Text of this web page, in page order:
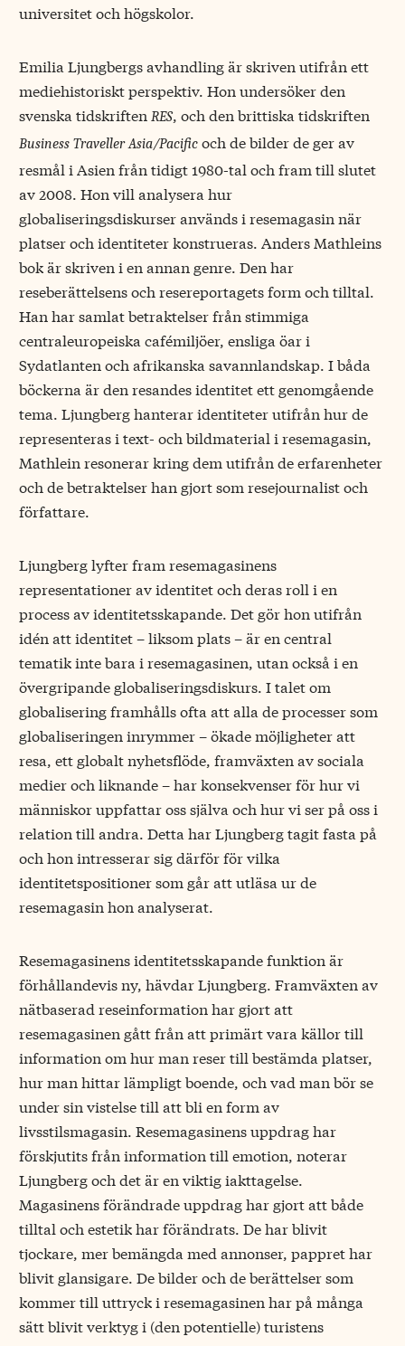
universitet och högskolor.
Emilia Ljungbergs avhandling är skriven utifrån ett
mediehistoriskt perspektiv. Hon undersöker den
svenska tidskriften RES, och den brittiska tidskriften
Business Traveller Asia/Pacific och de bilder de ger av
resmål i Asien från tidigt 1980-tal och fram till slutet
av 2008. Hon vill analysera hur
globaliseringsdiskurser används i resemagasin när
platser och identiteter konstrueras. Anders Mathleins
bok är skriven i en annan genre. Den har
reseberättelsens och resereportagets form och tilltal.
Han har samlat betraktelser från stimmiga
centraleuropeiska cafémiljöer, ensliga öar i
Sydatlanten och afrikanska savannlandskap. I båda
böckerna är den resandes identitet ett genomgående
tema. Ljungberg hanterar identiteter utifrån hur de
representeras i text- och bildmaterial i resemagasin,
Mathlein resonerar kring dem utifrån de erfarenheter
och de betraktelser han gjort som resejournalist och
författare.
Ljungberg lyfter fram resemagasinens
representationer av identitet och deras roll i en
process av identitetsskapande. Det gör hon utifrån
idén att identitet – liksom plats – är en central
tematik inte bara i resemagasinen, utan också i en
övergripande globaliseringsdiskurs. I talet om
globalisering framhålls ofta att alla de processer som
globaliseringen inrymmer – ökade möjligheter att
resa, ett globalt nyhetsflöde, framväxten av sociala
medier och liknande – har konsekvenser för hur vi
människor uppfattar oss själva och hur vi ser på oss i
relation till andra. Detta har Ljungberg tagit fasta på
och hon intresserar sig därför för vilka
identitetspositioner som går att utläsa ur de
resemagasin hon analyserat.
Resemagasinens identitetsskapande funktion är
förhållandevis ny, hävdar Ljungberg. Framväxten av
nätbaserad reseinformation har gjort att
resemagasinen gått från att primärt vara källor till
information om hur man reser till bestämda platser,
hur man hittar lämpligt boende, och vad man bör se
under sin vistelse till att bli en form av
livsstilsmagasin. Resemagasinens uppdrag har
förskjutits från information till emotion, noterar
Ljungberg och det är en viktig iakttagelse.
Magasinens förändrade uppdrag har gjort att både
tilltal och estetik har förändrats. De har blivit
tjockare, mer bemängda med annonser, pappret har
blivit glansigare. De bilder och de berättelser som
kommer till uttryck i resemagasinen har på många
sätt blivit verktyg i (den potentielle) turistens